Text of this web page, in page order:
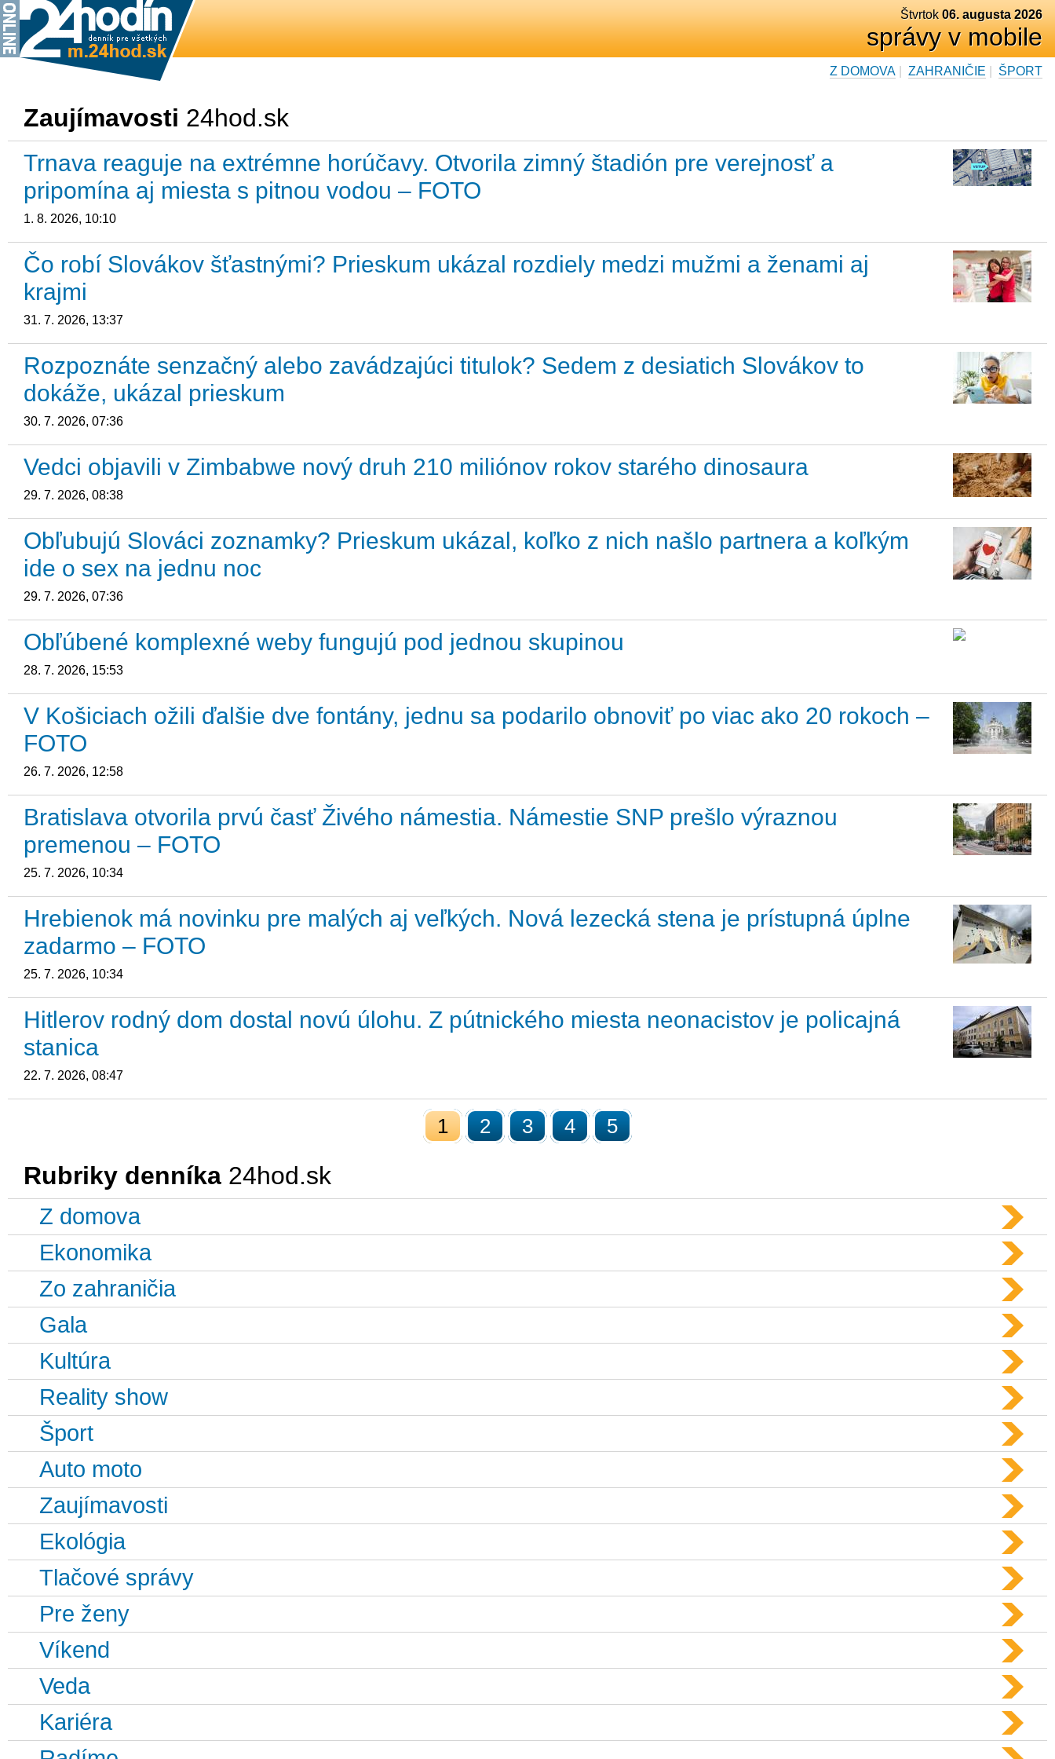
Štvrtok06. augusta 2026
správy v mobile
Z DOMOVA ZAHRANIČIE ŠPORT
Zaujímavosti 24hod.sk
Trnava reaguje na extrémne horúčavy. Otvorila zimný štadión pre verejnosť a
pripomína aj miesta s pitnou vodou – FOTO
1. 8. 2026, 10:10
Čo robí Slovákov šťastnými? Prieskum ukázal rozdiely medzi mužmi a ženami aj
krajmi
31. 7. 2026, 13:37
Rozpoznáte senzačný alebo zavádzajúci titulok? Sedem z desiatich Slovákov to
dokáže, ukázal prieskum
30. 7. 2026, 07:36
Vedci objavili v Zimbabwe nový druh 210 miliónov rokov starého dinosaura
29. 7. 2026, 08:38
Obľubujú Slováci zoznamky? Prieskum ukázal, koľko z nich našlo partnera a koľkým
ide o sex na jednu noc
29. 7. 2026, 07:36
Obľúbené komplexné weby fungujú pod jednou skupinou
28. 7. 2026, 15:53
V Košiciach ožili ďalšie dve fontány, jednu sa podarilo obnoviť po viac ako 20 rokoch –
FOTO
26. 7. 2026, 12:58
Bratislava otvorila prvú časť Živého námestia. Námestie SNP prešlo výraznou
premenou – FOTO
25. 7. 2026, 10:34
Hrebienok má novinku pre malých aj veľkých. Nová lezecká stena je prístupná úplne
zadarmo – FOTO
25. 7. 2026, 10:34
Hitlerov rodný dom dostal novú úlohu. Z pútnického miesta neonacistov je policajná
stanica
22. 7. 2026, 08:47
1 2 3 4 5
Rubriky denníka 24hod.sk
Z domova
Ekonomika
Zo zahraničia
Gala
Kultúra
Reality show
Šport
Auto moto
Zaujímavosti
Ekológia
Tlačové správy
Pre ženy
Víkend
Veda
Kariéra